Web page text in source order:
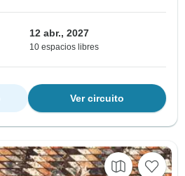
12 abr., 2027
10 espacios libres
Ver circuito